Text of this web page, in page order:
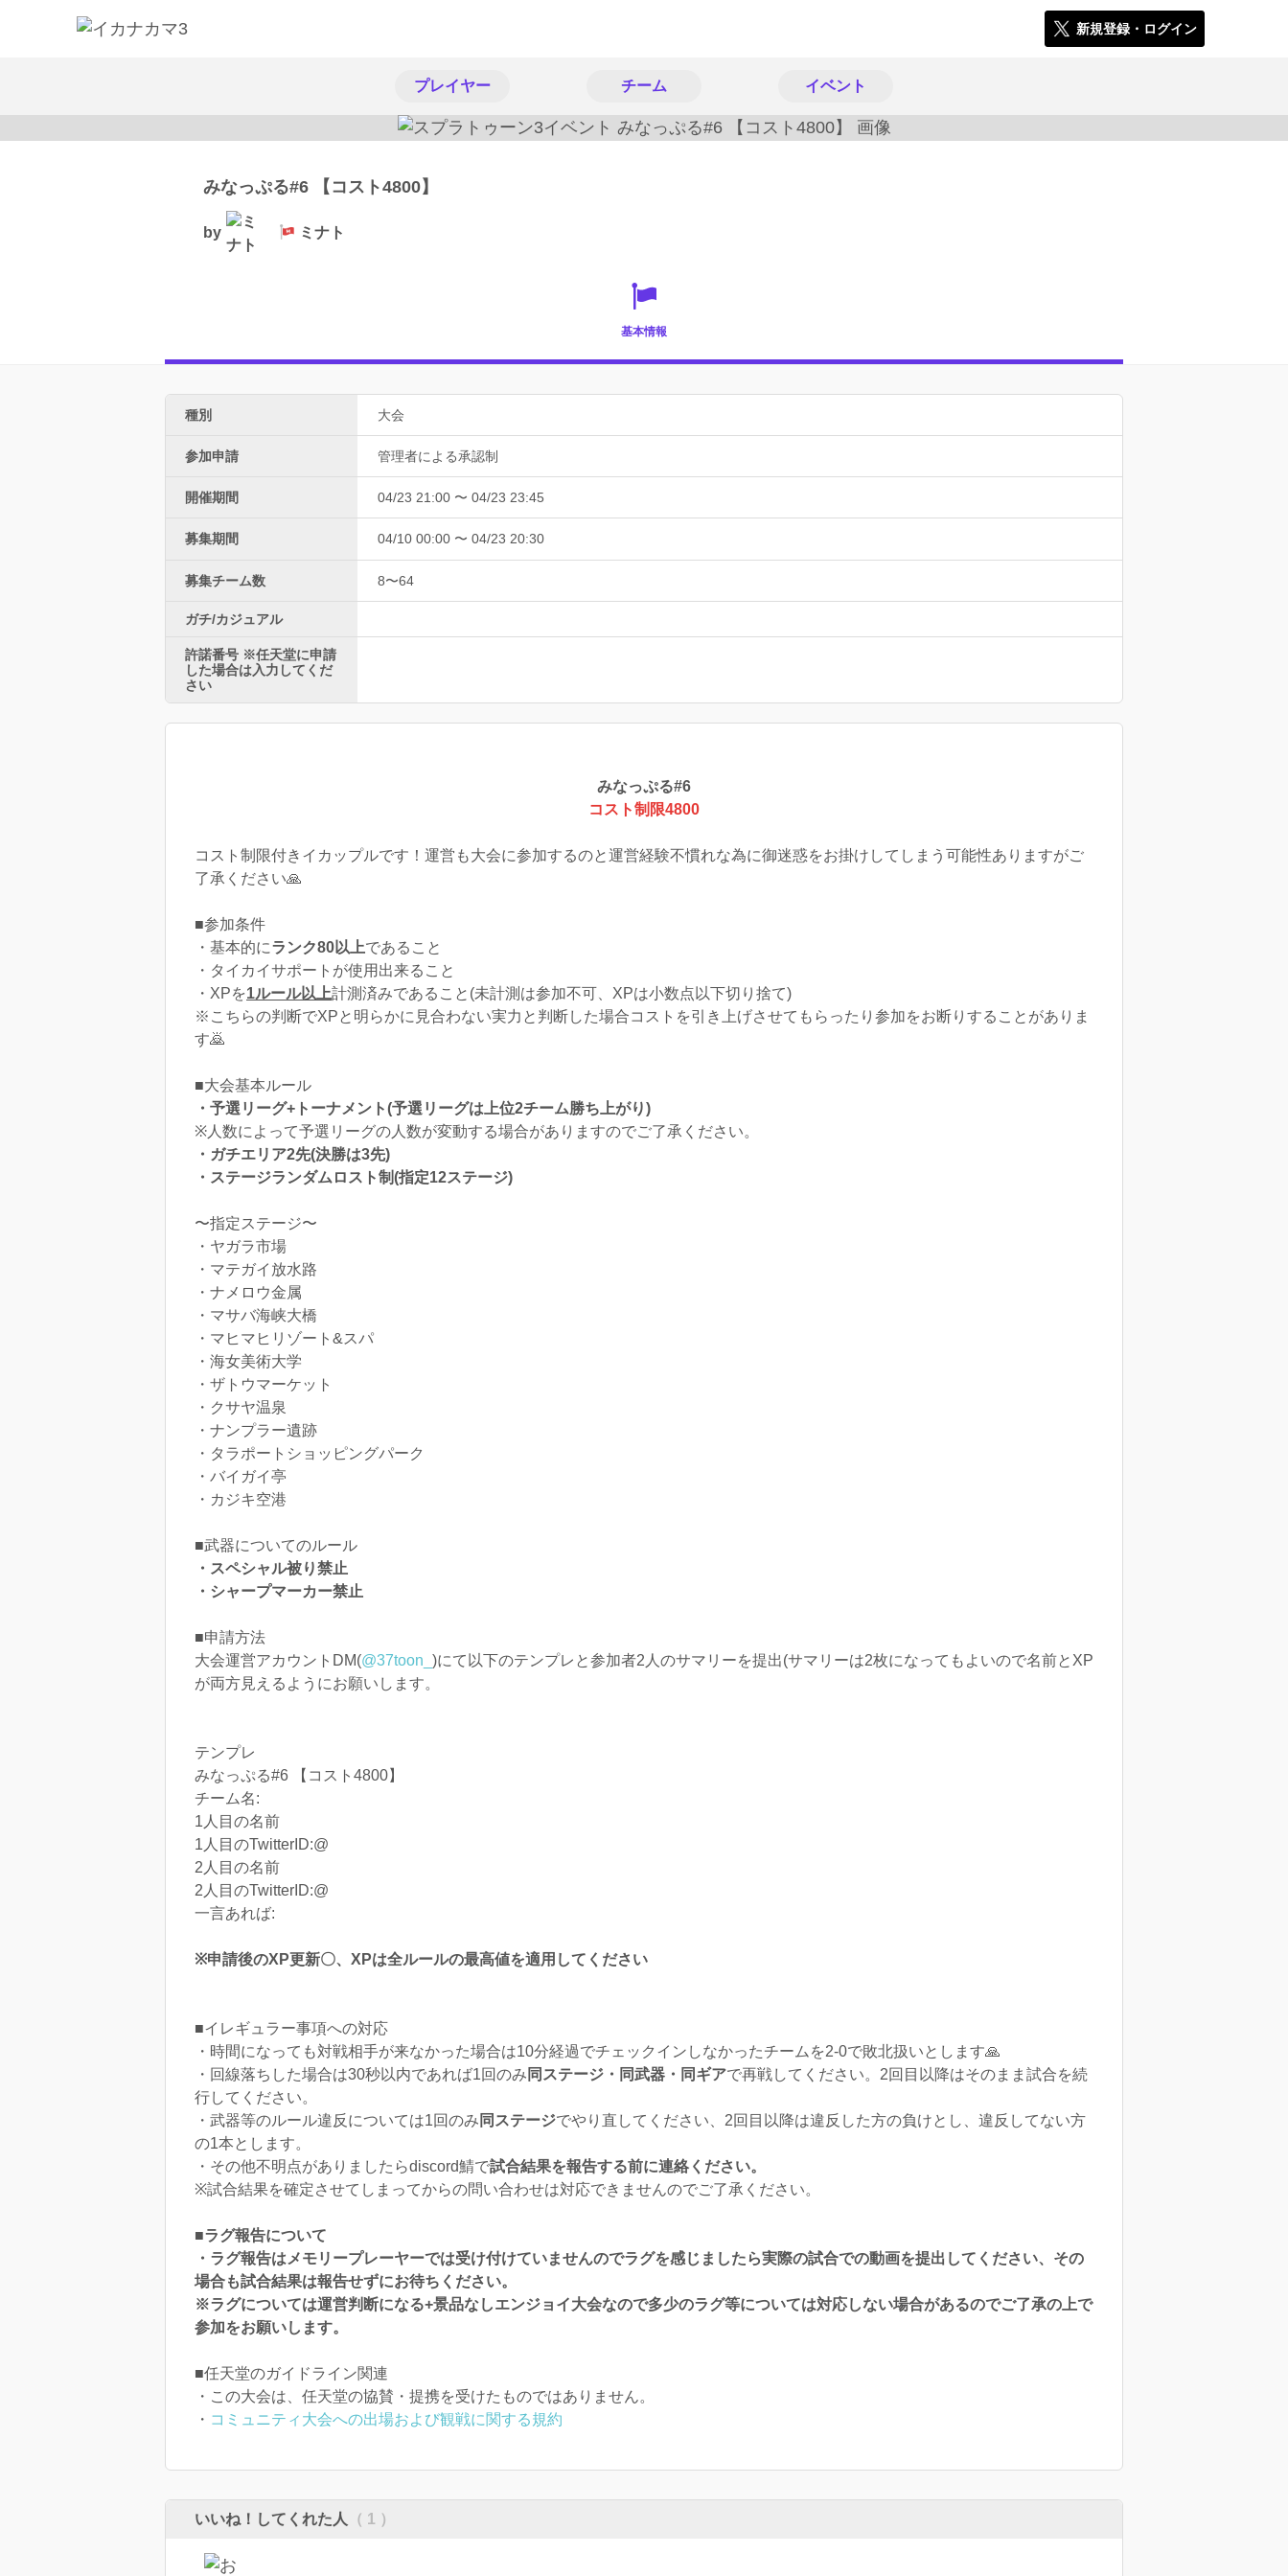
新規登録・ログイン
プレイヤー チーム イベント
みなっぷる#6 【コスト4800】
by ミナト
基本情報
種別 大会
参加申請 管理者による承認制
開催期間 04/23 21:00 〜 04/23 23:45
募集期間 04/10 00:00 〜 04/23 20:30
募集チーム数 8〜64
ガチ/カジュアル
許諾番号 ※任天堂に申請
した場合は入力してくだ
さい
みなっぷる#6
コスト制限4800
コスト制限付きイカップルです！運営も大会に参加するのと運営経験不慣れな為に御迷惑をお掛けしてしまう可能性ありますがご
了承ください🙏
■参加条件
・基本的にランク80以上であること
・タイカイサポートが使用出来ること
・XPを1ルール以上計測済みであること(未計測は参加不可、XPは小数点以下切り捨て)
※こちらの判断でXPと明らかに見合わない実力と判断した場合コストを引き上げさせてもらったり参加をお断りすることがありま
す🙇‍
■大会基本ルール
・予選リーグ+トーナメント(予選リーグは上位2チーム勝ち上がり)
※人数によって予選リーグの人数が変動する場合がありますのでご了承ください。
・ガチエリア2先(決勝は3先)
・ステージランダムロスト制(指定12ステージ)
〜指定ステージ〜
・ヤガラ市場
・マテガイ放水路
・ナメロウ金属
・マサバ海峡大橋
・マヒマヒリゾート&スパ
・海女美術大学
・ザトウマーケット
・クサヤ温泉
・ナンプラー遺跡
・タラポートショッピングパーク
・バイガイ亭
・カジキ空港
■武器についてのルール
・スペシャル被り禁止
・シャープマーカー禁止
■申請方法
大会運営アカウントDM(@37toon_ )にて以下のテンプレと参加者2人のサマリーを提出(サマリーは2枚になってもよいので名前とXP
が両方見えるようにお願いします。
テンプレ
みなっぷる#6 【コスト4800】
チーム名:
1人目の名前
1人目のTwitterID:@
2人目の名前
2人目のTwitterID:@
一言あれば:
※申請後のXP更新〇、XPは全ルールの最高値を適用してください
■イレギュラー事項への対応
・時間になっても対戦相手が来なかった場合は10分経過でチェックインしなかったチームを2-0で敗北扱いとします🙏
・回線落ちした場合は30秒以内であれば1回のみ 同ステージ・同武器・同ギアで再戦してください。2回目以降はそのまま試合を続
行してください。
・武器等のルール違反については1回のみ 同ステージでやり直してください、2回目以降は違反した方の負けとし、違反してない方
の1本とします。
・その他不明点がありましたらdiscord鯖で試合結果を報告する前に連絡ください。
※試合結果を確定させてしまってからの問い合わせは対応できませんのでご了承ください。
■ラグ報告について
・ラグ報告はメモリープレーヤーでは受け付けていませんのでラグを感じましたら実際の試合での動画を提出してください、その
場合も試合結果は報告せずにお待ちください。
※ラグについては運営判断になる+景品なしエンジョイ大会なので多少のラグ等については対応しない場合があるのでご了承の上で
参加をお願いします。
■任天堂のガイドライン関連
・この大会は、任天堂の協賛・提携を受けたものではありません。
・ コミュニティ大会への出場および観戦に関する規約
いいね！してくれた人 （ 1 ）